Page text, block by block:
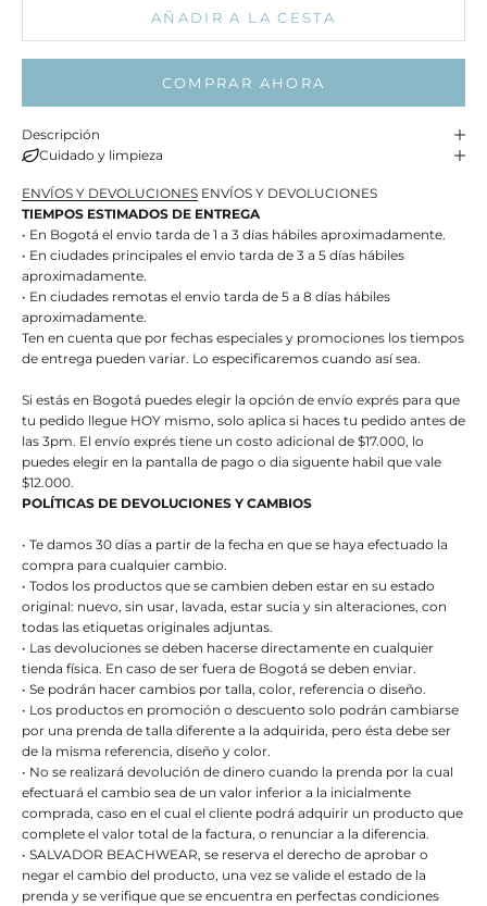
AÑADIR A LA CESTA
COMPRAR AHORA
Descripción
Cuidado y limpieza
ENVÍOS Y DEVOLUCIONES ENVÍOS Y DEVOLUCIONES
TIEMPOS ESTIMADOS DE ENTREGA
• En Bogotá el envio tarda de 1 a 3 días hábiles aproximadamente.
• En ciudades principales el envio tarda de 3 a 5 días hábiles
aproximadamente.
• En ciudades remotas el envio tarda de 5 a 8 días hábiles
aproximadamente.
Ten en cuenta que por fechas especiales y promociones los tiempos
de entrega pueden variar. Lo especificaremos cuando así sea.
Si estás en Bogotá puedes elegir la opción de envío exprés para que
tu pedido llegue HOY mismo, solo aplica si haces tu pedido antes de
las 3pm. El envío exprés tiene un costo adicional de $17.000, lo
puedes elegir en la pantalla de pago o dia siguente habil que vale
$12.000.
POLÍTICAS DE DEVOLUCIONES Y CAMBIOS
• Te damos 30 días a partir de la fecha en que se haya efectuado la
compra para cualquier cambio.
• Todos los productos que se cambien deben estar en su estado
original: nuevo, sin usar, lavada, estar sucia y sin alteraciones, con
todas las etiquetas originales adjuntas.
• Las devoluciones se deben hacerse directamente en cualquier
tienda física. En caso de ser fuera de Bogotá se deben enviar.
• Se podrán hacer cambios por talla, color, referencia o diseño.
• Los productos en promoción o descuento solo podrán cambiarse
por una prenda de talla diferente a la adquirida, pero ésta debe ser
de la misma referencia, diseño y color.
• No se realizará devolución de dinero cuando la prenda por la cual
efectuará el cambio sea de un valor inferior a la inicialmente
comprada, caso en el cual el cliente podrá adquirir un producto que
complete el valor total de la factura, o renunciar a la diferencia.
• SALVADOR BEACHWEAR, se reserva el derecho de aprobar o
negar el cambio del producto, una vez se valide el estado de la
prenda y se verifique que se encuentra en perfectas condiciones